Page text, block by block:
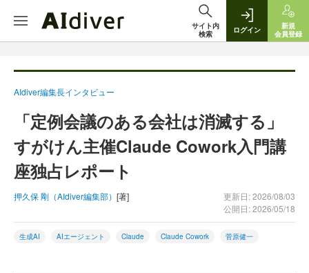
サイト内
検索
ログイン
新規
会員登録
AIdiver編集長インタビュー
「定例会議のある会社は消滅する」
すがけん主催Claude Cowork入門講
座独占レポート
押久保 剛（AIdiver編集部） [著]
更新日: 2026/08/03
公開日: 2026/05/18
生成AI AIエージェント Claude Claude Cowork 菅原健一